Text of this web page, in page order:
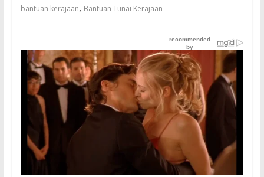
bantuan kerajaan, Bantuan Tunai Kerajaan